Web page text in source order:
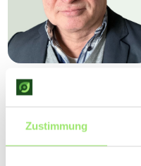
Zustimmung
Ronald van Dillen
Vertriebsentwicklung